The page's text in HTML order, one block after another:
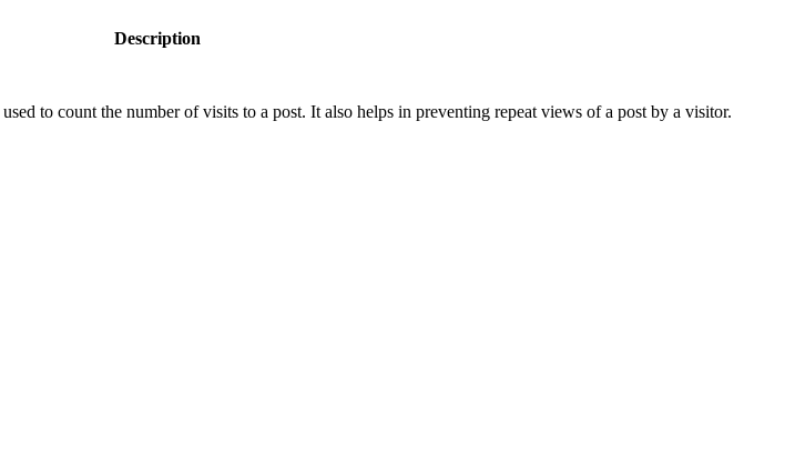
Description
to count the number of visits to a post. It also helps in preventing repeat views of a post by a visitor.